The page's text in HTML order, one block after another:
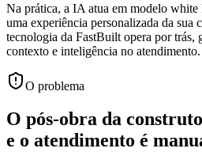
Na prática, a IA atua em modelo
uma experiência personalizada da sua
tecnologia da FastBuilt opera por trás,
contexto e inteligência no atendimento.
O problema
O pós-obra da
e o atendimento é